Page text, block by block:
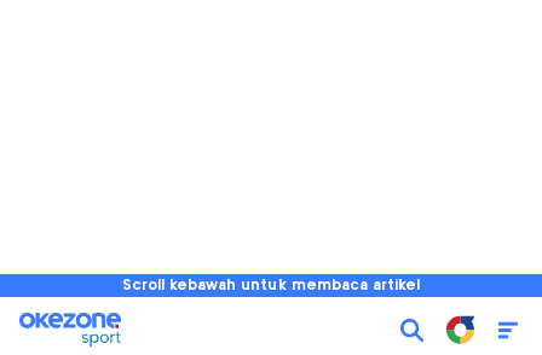
Scroll kebawah untuk membaca artikel